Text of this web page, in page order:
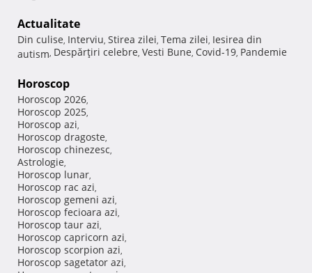
Actualitate
Din culise, Interviu, Stirea zilei, Tema zilei, Iesirea din
autism, Despărţiri celebre, Vesti Bune, Covid-19, Pandemie
Horoscop
Horoscop 2026,
Horoscop 2025,
Horoscop azi,
Horoscop dragoste,
Horoscop chinezesc,
Astrologie,
Horoscop lunar,
Horoscop rac azi,
Horoscop gemeni azi,
Horoscop fecioara azi,
Horoscop taur azi,
Horoscop capricorn azi,
Horoscop scorpion azi,
Horoscop sagetator azi,